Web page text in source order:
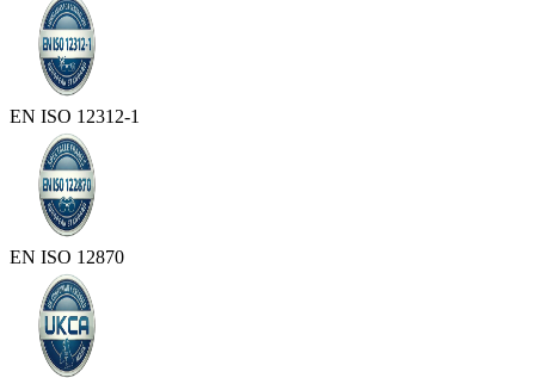
EN ISO 12312-1
EN ISO 12870